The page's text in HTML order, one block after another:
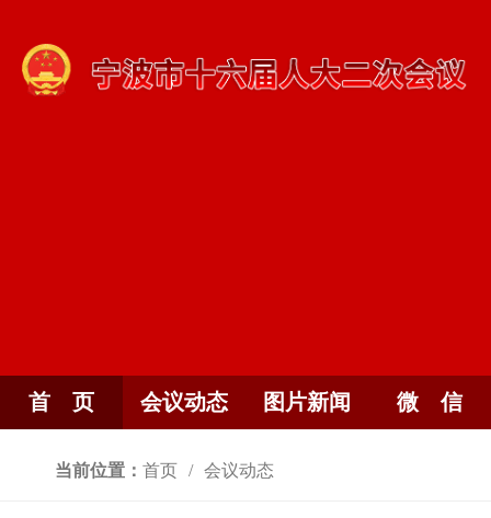
首 页 会议动态 图片新闻 微 信
当前位置： 首页 会议动态